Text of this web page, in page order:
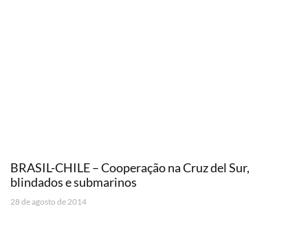
BRASIL-CHILE – Cooperação na Cruz del Sur,
blindados e submarinos
28 de agosto de 2014